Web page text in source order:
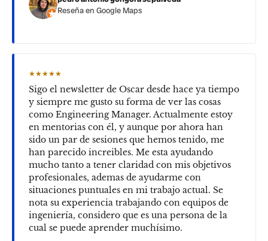
Reseña en Google Maps
★★★★★
Sigo el newsletter de Oscar desde hace ya tiempo
y siempre me gusto su forma de ver las cosas
como Engineering Manager. Actualmente estoy
en mentorias con él, y aunque por ahora han
sido un par de sesiones que hemos tenido, me
han parecido increibles. Me esta ayudando
mucho tanto a tener claridad con mis objetivos
profesionales, ademas de ayudarme con
situaciones puntuales en mi trabajo actual. Se
nota su experiencia trabajando con equipos de
ingeniería, considero que es una persona de la
cual se puede aprender muchísimo.